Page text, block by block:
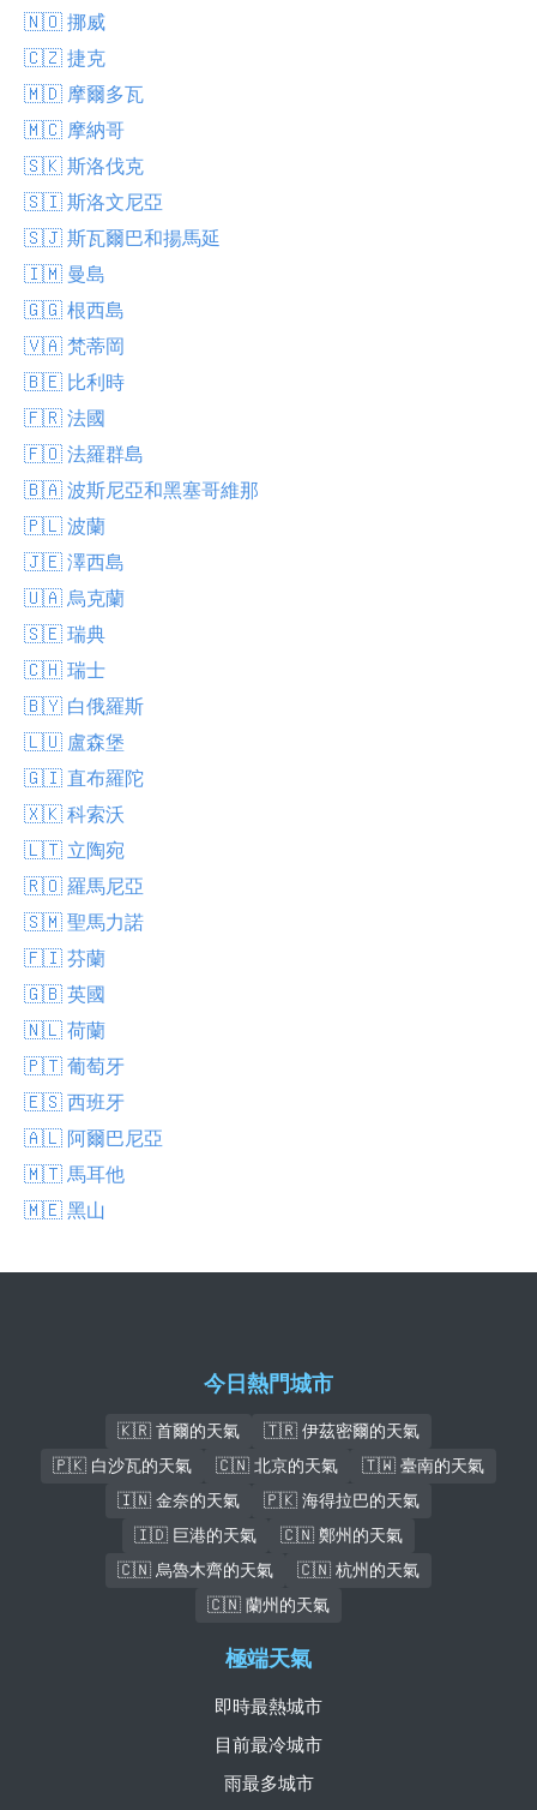
🇳🇴 挪威
🇨🇿 捷克
🇲🇩 摩爾多瓦
🇲🇨 摩納哥
🇸🇰 斯洛伐克
🇸🇮 斯洛文尼亞
🇸🇯 斯瓦爾巴和揚馬延
🇮🇲 曼島
🇬🇬 根西島
🇻🇦 梵蒂岡
🇧🇪 比利時
🇫🇷 法國
🇫🇴 法羅群島
🇧🇦 波斯尼亞和黑塞哥維那
🇵🇱 波蘭
🇯🇪 澤西島
🇺🇦 烏克蘭
🇸🇪 瑞典
🇨🇭 瑞士
🇧🇾 白俄羅斯
🇱🇺 盧森堡
🇬🇮 直布羅陀
🇽🇰 科索沃
🇱🇹 立陶宛
🇷🇴 羅馬尼亞
🇸🇲 聖馬力諾
🇫🇮 芬蘭
🇬🇧 英國
🇳🇱 荷蘭
🇵🇹 葡萄牙
🇪🇸 西班牙
🇦🇱 阿爾巴尼亞
🇲🇹 馬耳他
🇲🇪 黑山
今日熱門城市
🇰🇷 首爾的天氣
🇹🇷 伊茲密爾的天氣
🇵🇰 白沙瓦的天氣
🇨🇳 北京的天氣
🇹🇼 臺南的天氣
🇮🇳 金奈的天氣
🇵🇰 海得拉巴的天氣
🇮🇩 巨港的天氣
🇨🇳 鄭州的天氣
🇨🇳 烏魯木齊的天氣
🇨🇳 杭州的天氣
🇨🇳 蘭州的天氣
極端天氣
即時最熱城市
目前最冷城市
雨最多城市